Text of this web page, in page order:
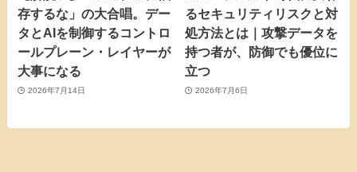
存するな」の大合唱。デー
タとAIを制御するコントロ
ールプレーン・レイヤーが
大事になる
2026年7月14日
るセキュリティリスクと対
処方法とは｜攻撃データを
持つ者が、防御でも優位に
立つ
2026年7月6日